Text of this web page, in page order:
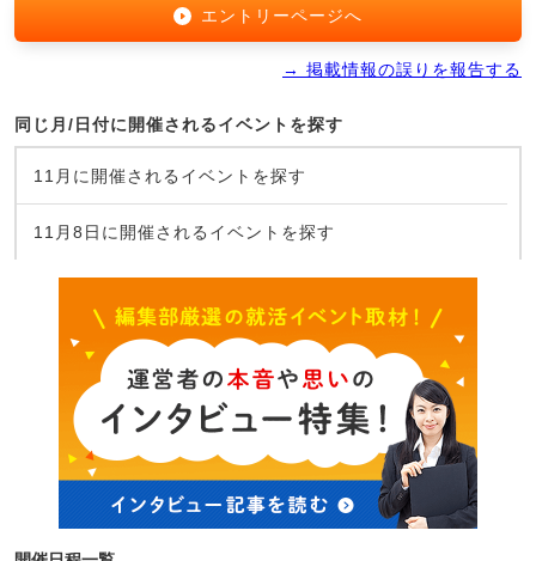
エントリーページへ
→ 掲載情報の誤りを報告する
同じ月/日付に開催されるイベントを探す
11月に開催されるイベントを探す
11月8日に開催されるイベントを探す